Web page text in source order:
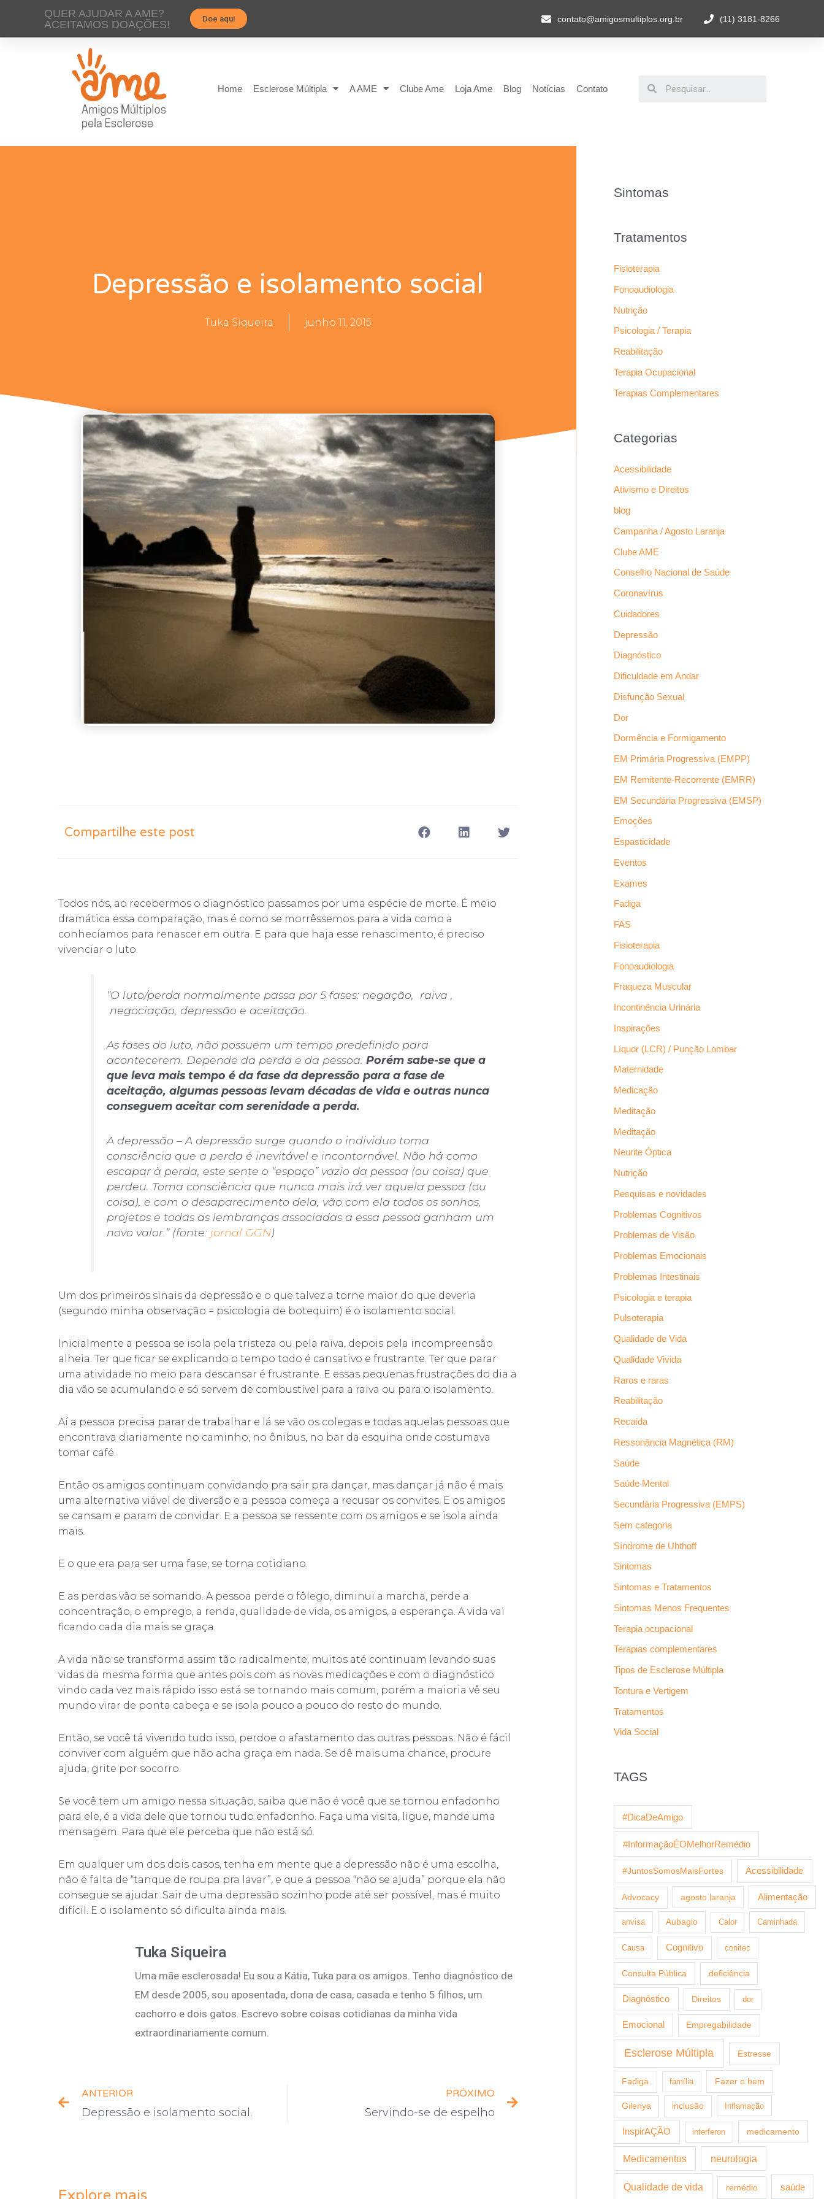
QUER AJUDAR A AME?
ACEITAMOS DOAÇÕES!
Doe aqui contato@amigosmultiplos.org.br (11) 3181-8266
Home Esclerose Múltipla A AME Clube Ame Loja Ame Blog Notícias Contato
Depressão e isolamento social
Tuka Siqueira junho 11, 2015
Compartilhe este post
Todos nós, ao recebermos o diagnóstico passamos por uma espécie de morte. É meio
dramática essa comparação, mas é como se morrêssemos para a vida como a
conhecíamos para renascer em outra. E para que haja esse renascimento, é preciso
vivenciar o luto.
“O luto/perda normalmente passa por 5 fases: negação, raiva ,
negociação, depressão e aceitação.
As fases do luto, não possuem um tempo predefinido para
acontecerem. Depende da perda e da pessoa. Porém sabe-se que a
que leva mais tempo é da fase da depressão para a fase de
aceitação, algumas pessoas levam décadas de vida e outras nunca
conseguem aceitar com serenidade a perda.
A depressão – A depressão surge quando o individuo toma
consciência que a perda é inevitável e incontornável. Não há como
escapar à perda, este sente o “espaço” vazio da pessoa (ou coisa) que
perdeu. Toma consciência que nunca mais irá ver aquela pessoa (ou
coisa), e com o desaparecimento dela, vão com ela todos os sonhos,
projetos e todas as lembranças associadas a essa pessoa ganham um
novo valor.” (fonte: jornal GGN)
Um dos primeiros sinais da depressão e o que talvez a torne maior do que deveria
(segundo minha observação = psicologia de botequim) é o isolamento social.
Inicialmente a pessoa se isola pela tristeza ou pela raiva, depois pela incompreensão
alheia. Ter que ficar se explicando o tempo todo é cansativo e frustrante. Ter que parar
uma atividade no meio para descansar é frustrante. E essas pequenas frustrações do dia a
dia vão se acumulando e só servem de combustível para a raiva ou para o isolamento.
Aí a pessoa precisa parar de trabalhar e lá se vão os colegas e todas aquelas pessoas que
encontrava diariamente no caminho, no ônibus, no bar da esquina onde costumava
tomar café.
Então os amigos continuam convidando pra sair pra dançar, mas dançar já não é mais
uma alternativa viável de diversão e a pessoa começa a recusar os convites. E os amigos
se cansam e param de convidar. E a pessoa se ressente com os amigos e se isola ainda
mais.
E o que era para ser uma fase, se torna cotidiano.
E as perdas vão se somando. A pessoa perde o fôlego, diminui a marcha, perde a
concentração, o emprego, a renda, qualidade de vida, os amigos, a esperança. A vida vai
ficando cada dia mais se graça.
A vida não se transforma assim tão radicalmente, muitos até continuam levando suas
vidas da mesma forma que antes pois com as novas medicações e com o diagnóstico
vindo cada vez mais rápido isso está se tornando mais comum, porém a maioria vê seu
mundo virar de ponta cabeça e se isola pouco a pouco do resto do mundo.
Então, se você tá vivendo tudo isso, perdoe o afastamento das outras pessoas. Não é fácil
conviver com alguém que não acha graça em nada. Se dê mais uma chance, procure
ajuda, grite por socorro.
Se você tem um amigo nessa situação, saiba que não é você que se tornou enfadonho
para ele, é a vida dele que tornou tudo enfadonho. Faça uma visita, ligue, mande uma
mensagem. Para que ele perceba que não está só.
Em qualquer um dos dois casos, tenha em mente que a depressão não é uma escolha,
não é falta de “tanque de roupa pra lavar”, e que a pessoa “não se ajuda” porque ela não
consegue se ajudar. Sair de uma depressão sozinho pode até ser possível, mas é muito
difícil. E o isolamento só dificulta ainda mais.
Tuka Siqueira
Uma mãe esclerosada! Eu sou a Kátia, Tuka para os amigos. Tenho diagnóstico de
EM desde 2005, sou aposentada, dona de casa, casada e tenho 5 filhos, um
cachorro e dois gatos. Escrevo sobre coisas cotidianas da minha vida
extraordinariamente comum.
ANTERIOR
Depressão e isolamento social.
PRÓXIMO
Servindo-se de espelho
Sintomas
Tratamentos
Fisioterapia
Fonoaudiologia
Nutrição
Psicologia / Terapia
Reabilitação
Terapia Ocupacional
Terapias Complementares
Categorias
Acessibilidade
Ativismo e Direitos
blog
Campanha / Agosto Laranja
Clube AME
Conselho Nacional de Saúde
Coronavírus
Cuidadores
Depressão
Diagnóstico
Dificuldade em Andar
Disfunção Sexual
Dor
Dormência e Formigamento
EM Primária Progressiva (EMPP)
EM Remitente-Recorrente (EMRR)
EM Secundária Progressiva (EMSP)
Emoções
Espasticidade
Eventos
Exames
Fadiga
FAS
Fisioterapia
Fonoaudiologia
Fraqueza Muscular
Incontinência Urinária
Inspirações
Líquor (LCR) / Punção Lombar
Maternidade
Medicação
Meditação
Meditação
Neurite Óptica
Nutrição
Pesquisas e novidades
Problemas Cognitivos
Problemas de Visão
Problemas Emocionais
Problemas Intestinais
Psicologia e terapia
Pulsoterapia
Qualidade de Vida
Qualidade Vivida
Raros e raras
Reabilitação
Recaída
Ressonância Magnética (RM)
Saúde
Saúde Mental
Secundária Progressiva (EMPS)
Sem categoria
Síndrome de Uhthoff
Sintomas
Sintomas e Tratamentos
Sintomas Menos Frequentes
Terapia ocupacional
Terapias complementares
Tipos de Esclerose Múltipla
Tontura e Vertigem
Tratamentos
Vida Social
TAGS
#DicaDeAmigo
#InformaçãoÉOMelhorRemédio
#JuntosSomosMaisFortes Acessibilidade
Advocacy agosto laranja Alimentação
anvisa Aubagio Calor Caminhada
Causa Cognitivo conitec
Consulta Pública deficiência
Diagnóstico Direitos dor
Emocional Empregabilidade
Esclerose Múltipla Estresse
Fadiga família Fazer o bem
Gilenya inclusão Inflamação
InspirAÇÃO interferon medicamento
Medicamentos neurologia
Qualidade de vida remédio saúde